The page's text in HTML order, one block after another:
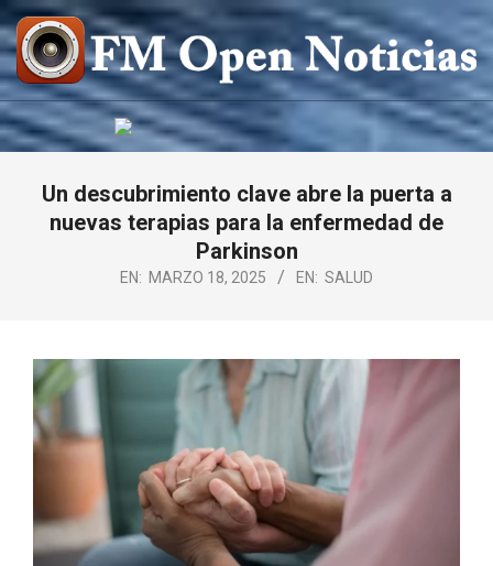
Saltar
al
contenido
FM
OPEN
NOTICIAS
Un descubrimiento clave abre la puerta a
nuevas terapias para la enfermedad de
Parkinson
EN: MARZO 18, 2025 EN: SALUD